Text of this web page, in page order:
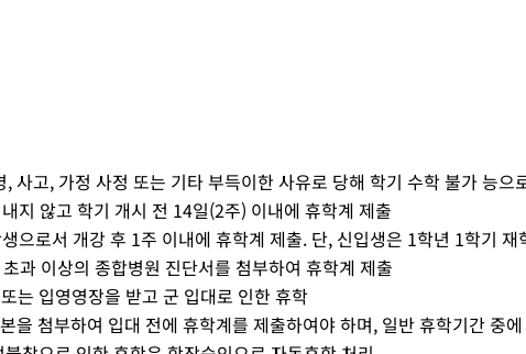
사고, 가정 사정 또는 기타 부득이한 사유로 당해 학기 수학 불가 능으
지 않고 학기 개시 전 14일(2주) 이내에 휴학계 제출
으로서 개강 후 1주 이내에 휴학계 제출. 단, 신입생은 1학년 1학기 재
과 이상의 종합병원 진단서를 첨부하여 휴학계 제출
는 입영영장을 받고 군 입대로 인한 휴학
을 첨부하여 입대 전에 휴학계를 제출하여야 하며, 일반 휴학기간 중